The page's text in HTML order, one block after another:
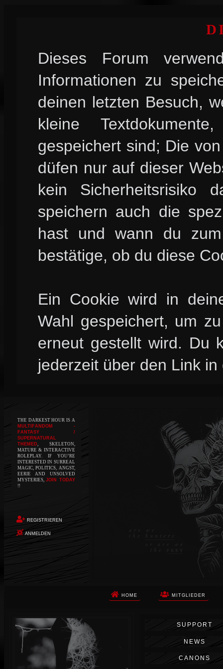
Dieses Forum
Informationen zu
deinen letzten Besuch,
kleine
gespeichert sind; Die
düfen nur auf dieser
kein Sicherheitsrisiko
speichern auch die
hast und wann du
bestätige, ob du diese
Ein Cookie wird in
Wahl gespeichert, um
erneut gestellt wird. Du
jederzeit über den Link
THE DARKEST HOUR IS A
MULTIFANDOM -
FANTASY /
SUPERNATURAL
THEMED, SKELETON,
MATURE & INTERACTIVE
ROLEPLAY. IF YOU’RE
INTERESTED IN SURREAL
MAGIC, POLITICS, ANGST,
EERIE AND UNSOLVED
MYSTERIES,JOIN TODAY
!!
REGISTRIEREN
ANMELDEN
HOME MITGLIEDER
Die Apokalypse. Das ist das Wort,
das Ihnen in den Sinn kommt, als
Sie auf dem Boden aufwachen, Ihr
Körper schmerzt und Ihr Geist
wird von alptraumhaften
Erinnerungen überflutet. Vor
SUPPORT
NEWS
CANONS